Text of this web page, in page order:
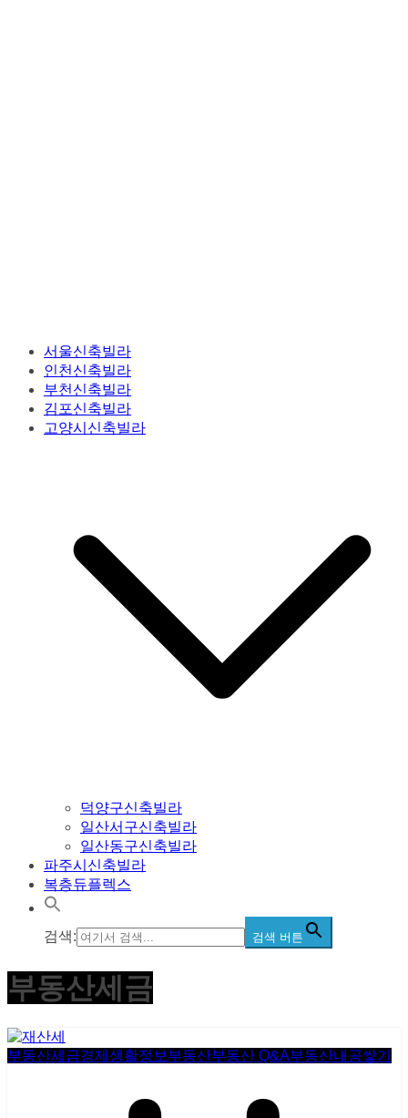
서울신축빌라
인천신축빌라
부천신축빌라
김포신축빌라
고양시신축빌라
덕양구신축빌라
일산서구신축빌라
일산동구신축빌라
파주시신축빌라
복층듀플렉스
검색: 검색 버튼
부동산세금
부동산세금경제생활정보 부동산부동산 Q&A부동산내공쌓기